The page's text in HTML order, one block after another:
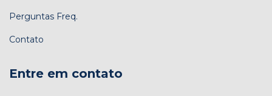
Perguntas Freq.
Contato
Entre em contato